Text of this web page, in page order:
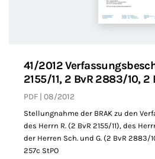
41/2012
2155/11, 2 BvR 2883/10,
PDF 08/2012
Stellungnahme der BRAK zu den
des Herrn R. (2 BvR 2155/11), des
der Herren Sch. und G. (2 BvR 2883/
257c StPO